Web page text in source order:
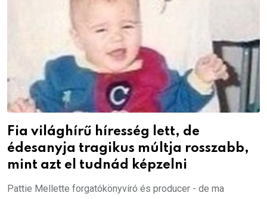
Fia világhírű híresség lett, de
édesanyja tragikus múltja rosszabb,
mint azt el tudnád képzelni
Pattie Mellette forgatókönyvíró és producer - de ma